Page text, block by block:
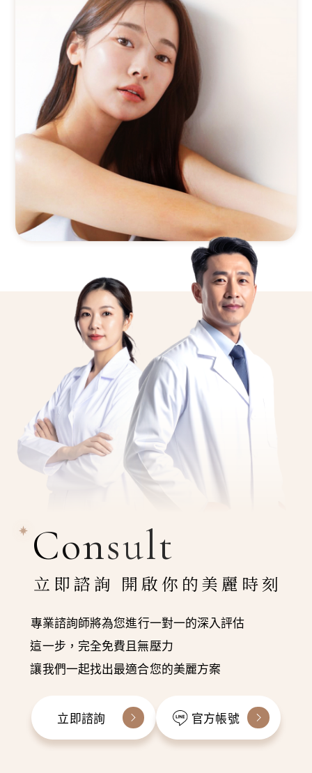
Consult
立即諮詢 開啟你的美麗時刻
專業諮詢師將為您進行一對一的深入評估
這一步，完全免費且無壓力
讓我們一起找出最適合您的美麗方案
立即諮詢 官方帳號